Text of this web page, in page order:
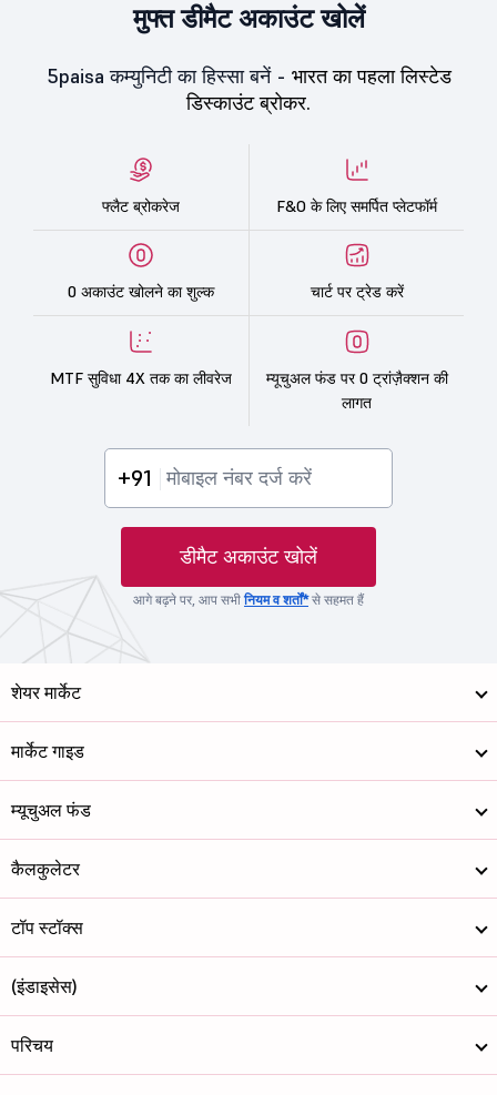
मुफ्त डीमैट अकाउंट खोलें
5paisa कम्युनिटी का हिस्सा बनें - भारत का पहला लिस्टेड
डिस्काउंट ब्रोकर.
फ्लैट ब्रोकरेज F&O के लिए समर्पित प्लेटफॉर्म
0 अकाउंट खोलने का शुल्क चार्ट पर ट्रेड करें
MTF सुविधा 4X तक का लीवरेज
म्यूचुअल फंड पर 0 ट्रांज़ैक्शन की
लागत
+91
डीमैट अकाउंट खोलें
आगे बढ़ने पर, आप सभीनियम व शर्तों*से सहमत हैं
शेयर मार्केट
मार्केट गाइड
म्यूचुअल फंड
कैलकुलेटर
टॉप स्टॉक्स
(इंडाइसेस)
परिचय